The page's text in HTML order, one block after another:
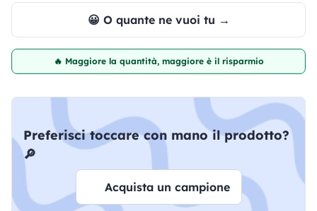
😀 O quante ne vuoi tu →
🔥 Maggiore la quantità, maggiore è il risparmio
Preferisci toccare con mano il prodotto?
🔎
Acquista un campione